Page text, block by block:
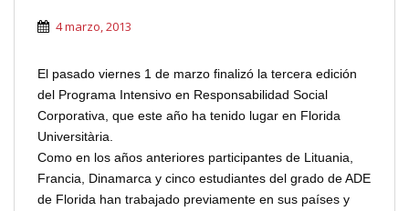
4 marzo, 2013
El pasado viernes 1 de marzo finalizó la tercera edición
del Programa Intensivo en Responsabilidad Social
Corporativa, que este año ha tenido lugar en Florida
Universitària.
Como en los años anteriores participantes de Lituania,
Francia, Dinamarca y cinco estudiantes del grado de ADE
de Florida han trabajado previamente en sus países y